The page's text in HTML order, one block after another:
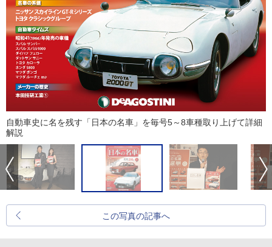
自動車史に名を残す「日本の名車」を毎号5～8車種取り上げて詳細
解説
この写真の記事へ